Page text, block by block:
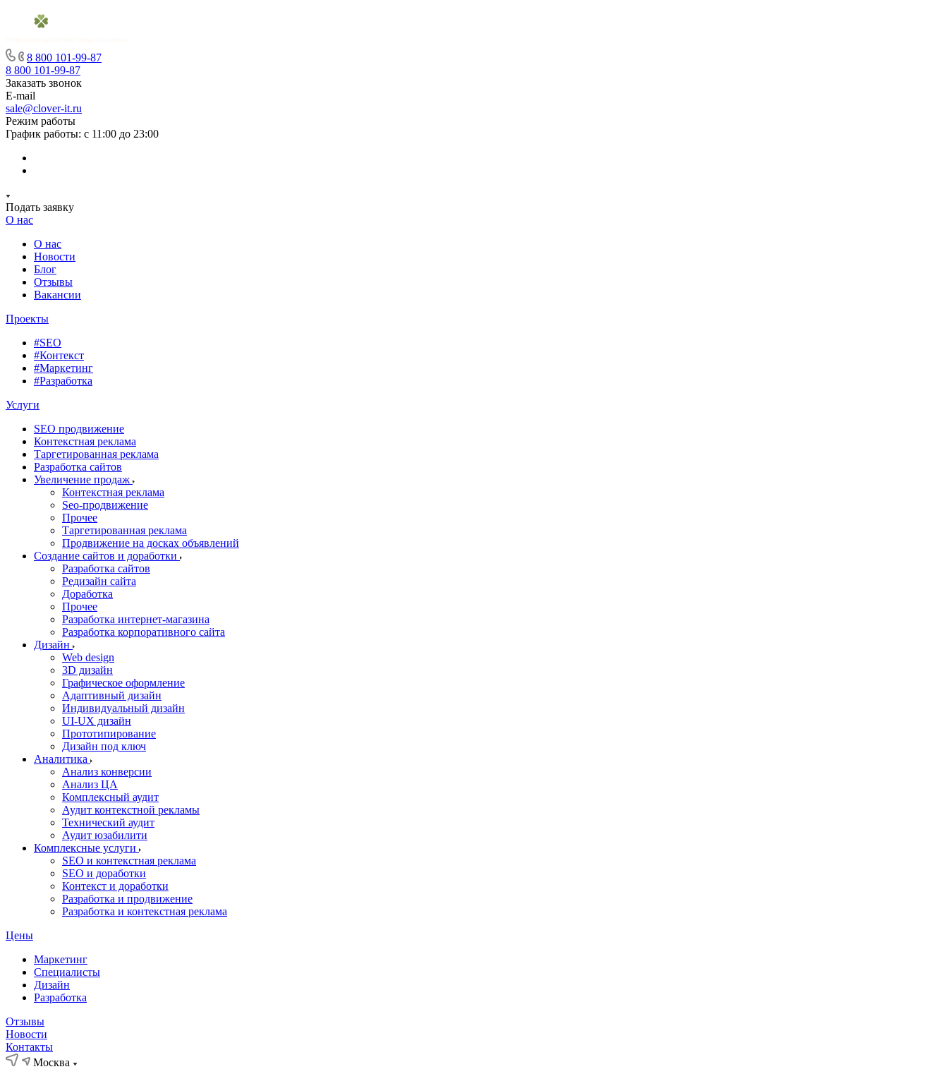
8 800 101-99-87
8 800 101-99-87
Заказать звонок
E-mail
sale@clover-it.ru
Режим работы
График работы: с 11:00 до 23:00
Подать заявку
О нас
О нас
Новости
Блог
Отзывы
Вакансии
Проекты
#SEO
#Контекст
#Маркетинг
#Разработка
Услуги
SEO продвижение
Контекстная реклама
Таргетированная реклама
Разработка сайтов
Увеличение продаж
Контекстная реклама
Seo-продвижение
Прочее
Таргетированная реклама
Продвижение на досках объявлений
Создание сайтов и доработки
Разработка сайтов
Редизайн сайта
Доработка
Прочее
Разработка интернет-магазина
Разработка корпоративного сайта
Дизайн
Web design
3D дизайн
Графическое оформление
Адаптивный дизайн
Индивидуальный дизайн
UI‑UX дизайн
Прототипирование
Дизайн под ключ
Аналитика
Анализ конверсии
Анализ ЦА
Комплексный аудит
Аудит контекстной рекламы
Технический аудит
Аудит юзабилити
Комплексные услуги
SEO и контекстная реклама
SEO и доработки
Контекст и доработки
Разработка и продвижение
Разработка и контекстная реклама
Цены
Маркетинг
Специалисты
Дизайн
Разработка
Отзывы
Новости
Контакты
Москва